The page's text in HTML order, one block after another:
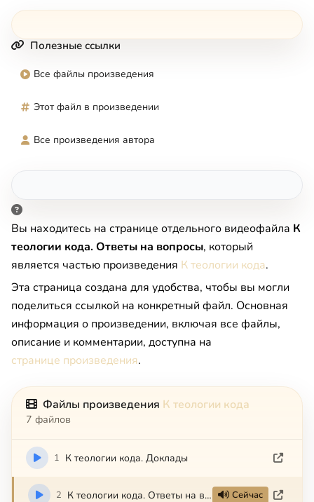
Полезные ссылки
Все файлы произведения
Этот файл в произведении
Все произведения автора
Вы находитесь на странице отдельного видеофайла К
теологии кода. Ответы на вопросы, который
является частью произведения К теологии кода.
Эта страница создана для удобства, чтобы вы могли
поделиться ссылкой на конкретный файл. Основная
информация о произведении, включая все файлы,
описание и комментарии, доступна на
странице произведения.
Файлы произведения К теологии кода
7 файлов
1 К теологии кода. Доклады
2 К теологии кода. Ответы на вопросы Сейчас